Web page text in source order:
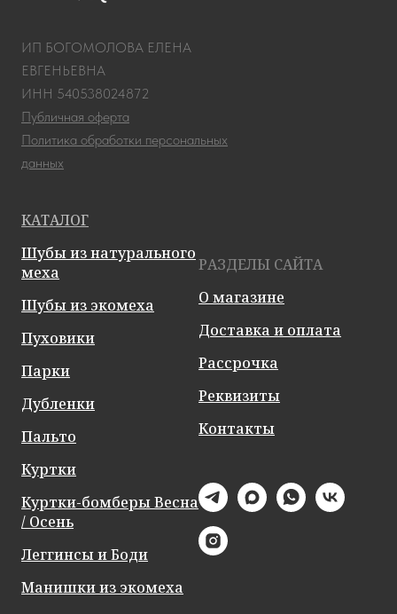
ИП БОГОМОЛОВА ЕЛЕНА
ЕВГЕНЬЕВНА
ИНН 540538024872
Публичная оферта
Политика обработки персональных
данных
КАТАЛОГ
Шубы из натурального
меха
Шубы из экомеха
Пуховики
Парки
Дубленки
Пальто
Куртки
Куртки-бомберы Весна
/ Осень
Леггинсы и Боди
Манишки из экомеха
РАЗДЕЛЫ САЙТА
О магазине
Доставка и оплата
Рассрочка
Реквизиты
Контакты